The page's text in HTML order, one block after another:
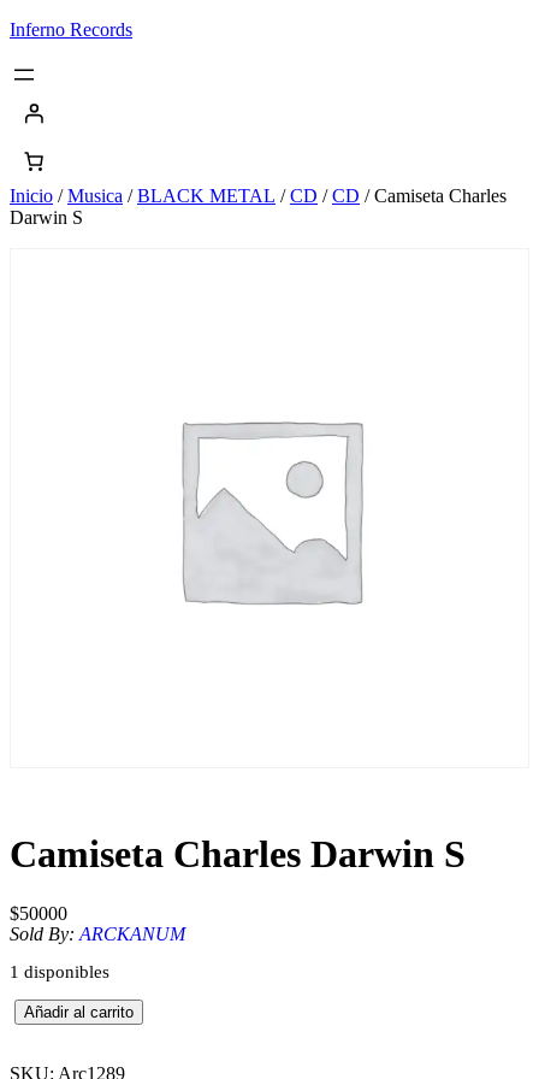
Saltar
contenido
Inferno Records
Inicio /Musica /BLACK METAL /CD /CD / Camiseta Charles
Darwin S
Camiseta Charles Darwin S
$50000
Sold By: ARCKANUM
1 disponibles
C
a
i
Añadir al carrito
SKU: Arc1289